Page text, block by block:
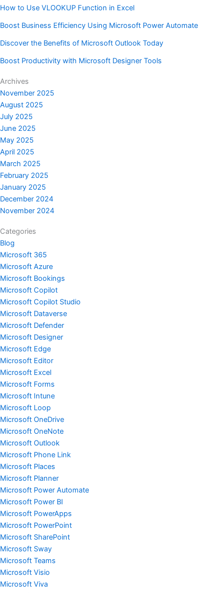
How to Use VLOOKUP Function in Excel
Boost Business Efficiency Using Microsoft Power Automate
Discover the Benefits of Microsoft Outlook Today
Boost Productivity with Microsoft Designer Tools
Archives
November 2025
August 2025
July 2025
June 2025
May 2025
April 2025
March 2025
February 2025
January 2025
December 2024
November 2024
Categories
Blog
Microsoft 365
Microsoft Azure
Microsoft Bookings
Microsoft Copilot
Microsoft Copilot Studio
Microsoft Dataverse
Microsoft Defender
Microsoft Designer
Microsoft Edge
Microsoft Editor
Microsoft Excel
Microsoft Forms
Microsoft Intune
Microsoft Loop
Microsoft OneDrive
Microsoft OneNote
Microsoft Outlook
Microsoft Phone Link
Microsoft Places
Microsoft Planner
Microsoft Power Automate
Microsoft Power BI
Microsoft PowerApps
Microsoft PowerPoint
Microsoft SharePoint
Microsoft Sway
Microsoft Teams
Microsoft Visio
Microsoft Viva